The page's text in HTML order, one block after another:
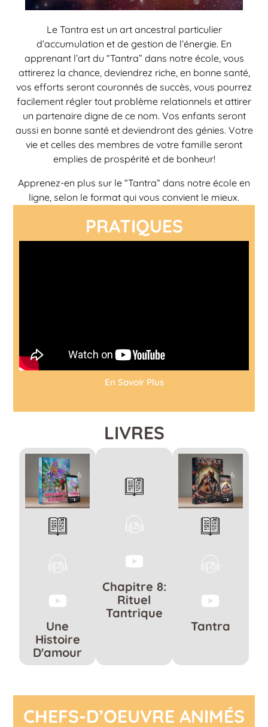
Le Tantra est un art ancestral particulier
d’accumulation et de gestion de l’énergie. En
apprenant l’art du “Tantra” dans notre école, vous
attirerez la chance, deviendrez riche, en bonne santé,
vos efforts seront couronnés de succès, vous pourrez
facilement régler tout problème relationnels et attirer
un partenaire digne de ce nom. Vos enfants seront
aussi en bonne santé et deviendront des génies. Votre
vie et celles des membres de votre famille seront
emplies de prospérité et de bonheur!
Apprenez-en plus sur le “Tantra” dans notre école en
ligne, selon le format qui vous convient le mieux.
PRATIQUES
En Savoir Plus
LIVRES
Une
Histoire
D'amour
Chapitre 8:
Rituel
Tantrique
Tantra
CHEFS-D’OEUVRE ANIMÉS